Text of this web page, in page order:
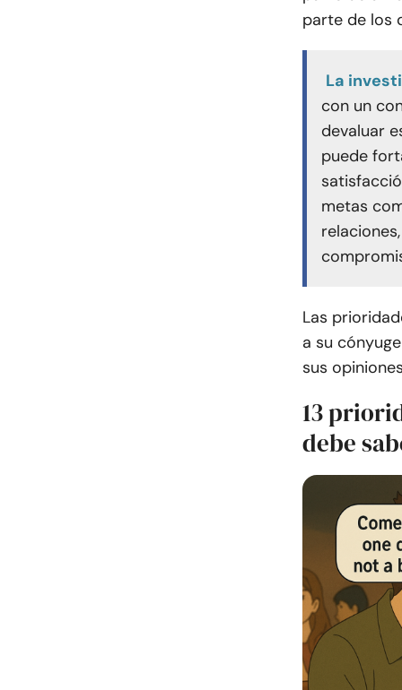
parte de los
La
con un
devaluar
puede
metas
Las
a su
sus
13
debe